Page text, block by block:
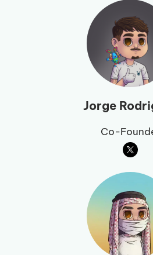
Jorge
Co-